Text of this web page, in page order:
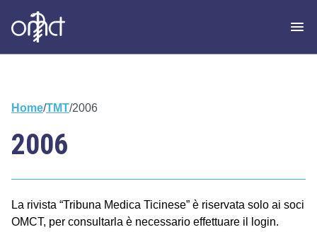
Home/TMT/2006
2006
La rivista “Tribuna Medica Ticinese” è riservata solo ai soci
OMCT, per consultarla è necessario effettuare il login.